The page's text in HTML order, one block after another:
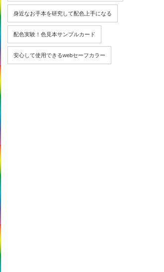
身近なお手本を研究して配色上手になる
配色実験！色見本サンプルカード
安心して使用できるwebセーフカラー